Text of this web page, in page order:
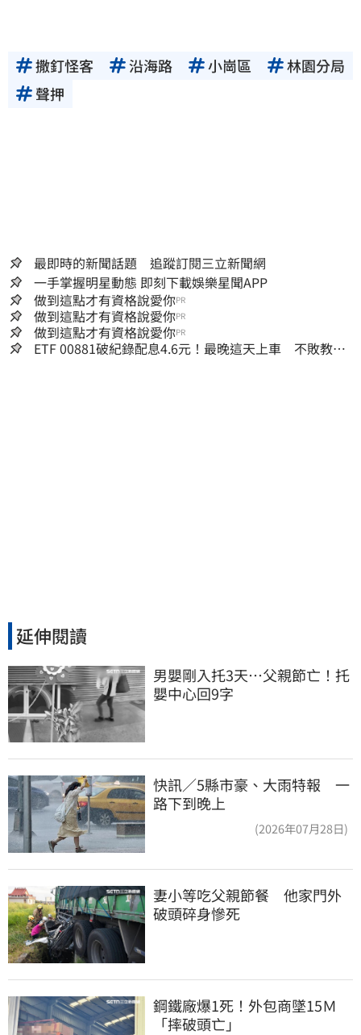
撒釘怪客 沿海路 小崗區
林園分局
聲押
最即時的新聞話題 追蹤訂閱三立新聞網
一手掌握明星動態 即刻下載娛樂星聞APP
做到這點才有資格說愛你PR
做到這點才有資格說愛你PR
做到這點才有資格說愛你PR
ETF 00881破紀錄配息4.6元！最晚這天上車 不敗教主
延伸閱讀
男嬰剛入托3天…父親節亡！托
嬰中心回9字
快訊／5縣市豪、大雨特報 一
路下到晚上
(2026年07月28日)
妻小等吃父親節餐　他家門外
破頭碎身慘死
鋼鐵廠爆1死！外包商墜15Ｍ
「摔破頭亡」